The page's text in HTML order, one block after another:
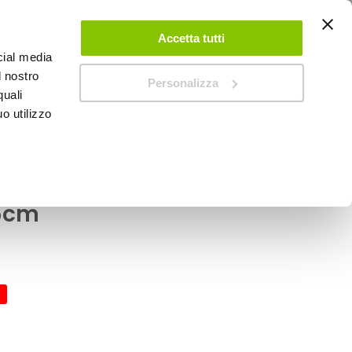
media
nostro
utilizzo
Accetta tutti
Personalizza
ACCEDI CREA UN ACCOUNT CONTATTACI